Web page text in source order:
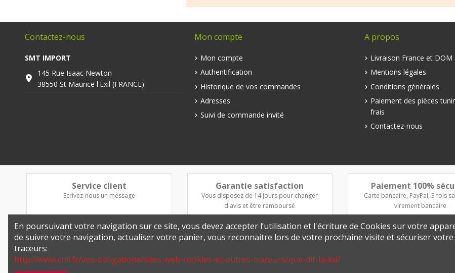
Contactez-nous
SMT IMPORT
145 Rue Isaac Newton
38550 St Maurice l'Exil (FRANCE)
Mon compte
Mon compte
Authentification
Historique de vos commandes
Adresses
Suivi de commande invité
A propos
Livraison France et DOM
Mentions légales
Conditions générales
Paiement des pièces
frais
Contactez-nous
Service client
Ecrivez-nous un message
Garantie satisfaction
Vous disposez de 14 jours pour changer
d'avis et être remboursé
Paiement 100%
Carte bancaire, PayPal, 3 fois
virement bancaire
En poursuivant votre navigation sur ce site, vous devez accepter l’utilisation et l'écriture de Cookies sur votre
de suivre votre navigation, actualiser votre panier, vous reconnaitre lors de votre prochaine visite et sécuriser
traceurs:
http://www.cnil.fr/vos-obligations/sites-web-cookies-et-autres-traceurs/que-dit-la-loi/